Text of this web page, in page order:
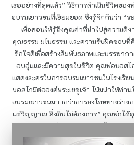
เธออย่างที่สุดแล้ว” วิธีการดำเนินชีวิตของ
อบรมเยาวชนที่เยี่ยมยอด ซึ่งรู้จักกันว่า “ร
เพื่อสอนให้รู้ถึงคุณค่าที่นำไปสู่ความดีง
คุณธรรม มโนธรรม และความรับผิดชอบที่
รักใจดีเพื่อสร้างสัมพันธภาพและบรรยาก
อบอุ่นและมีความสุขในชีวิต คุณพ่อบอสโ
แสดงละครในการอบรมเยาวชนในโรงเ
บอสโกมีต่อองค์พระเยซูเจ้า โน้มนำให้ท่า
อบรมเยาวชนมากกว่าการลงโทษทางร่า
แต่วิญญาณ สิ่งอื่นไม่ต้องการ” คุณพ่อได้
เด็ก ๆ และเยาวชนไปสู่ควา
นักบุญ ดอมินิก ซาวีโอ หนึ่งในศิ